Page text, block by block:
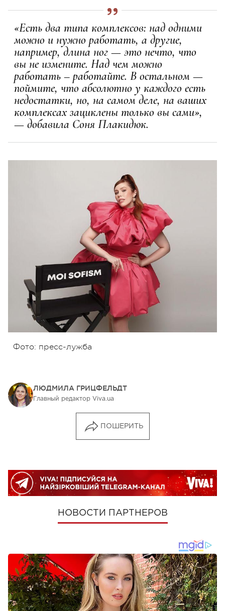
«Есть два типа комплексов: над одними
можно и нужно работать, а другие,
например, длина ног — это нечто, что
вы не измените. Над чем можно
работать – работайте. В остальном —
поймите, что абсолютно у каждого есть
недостатки, но, на самом деле, на ваших
комплексах зациклены только вы сами»,
— добавила Соня Плакидюк.
Фото: пресс-лужба
ЛЮДМИЛА ГРИЦФЕЛЬДТ
Главный редактор Viva.ua
ПОШЕРИТЬ
НОВОСТИ ПАРТНЕРОВ